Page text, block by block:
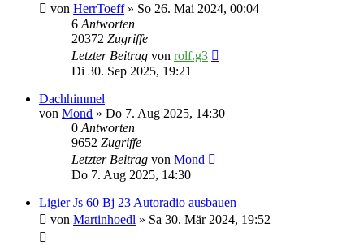
von HerrToeff» So 26. Mai 2024, 00:04
6Antworten
20372 Zugriffe
Letzter Beitrag von rolf.g3
Di 30. Sep 2025, 19:21
Dachhimmel
von Mond » Do 7. Aug 2025, 14:30
0Antworten
9652 Zugriffe
Letzter Beitrag von Mond
Do 7. Aug 2025, 14:30
Ligier Js 60 Bj 23 Autoradio ausbauen
von Martinhoedl » Sa 30. Mär 2024, 19:52